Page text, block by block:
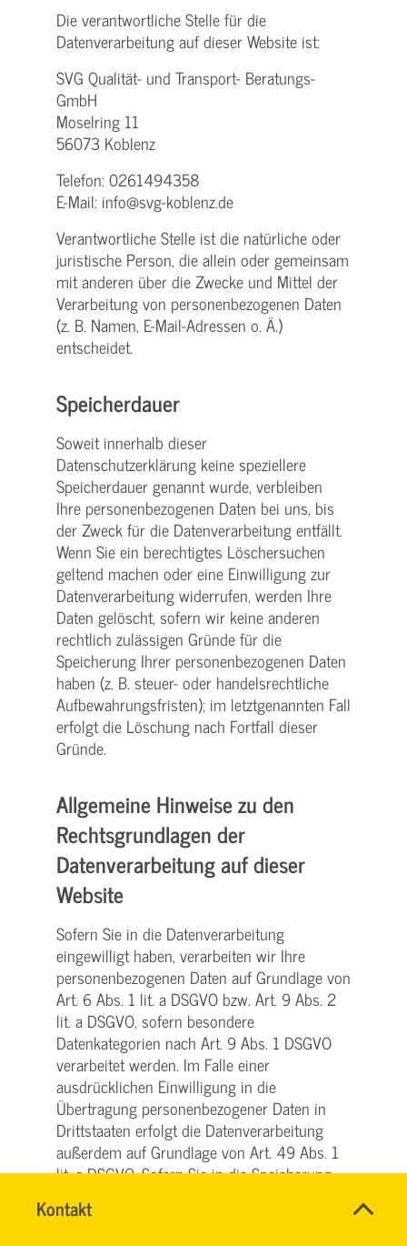
Kontakt
HASSNAE
Name*
Die verantwortliche Stelle für die
Datenverarbeitung auf dieser Website ist:
SVG Qualität- und Transport- Beratungs-
GmbH
Moselring 11
56073 Koblenz
Telefon: 0261494358
E-Mail: info@svg-koblenz.de
Verantwortliche Stelle ist die natürliche oder
juristische Person, die allein oder gemeinsam
mit anderen über die Zwecke und Mittel der
Verarbeitung von personenbezogenen Daten
(z. B. Namen, E-Mail-Adressen o. Ä.)
entscheidet.
Speicherdauer
Soweit innerhalb dieser
Datenschutzerklärung keine speziellere
Speicherdauer genannt wurde, verbleiben
Ihre personenbezogenen Daten bei uns, bis
der Zweck für die Datenverarbeitung entfällt.
Wenn Sie ein berechtigtes Löschersuchen
geltend machen oder eine Einwilligung zur
Datenverarbeitung widerrufen, werden Ihre
Daten gelöscht, sofern wir keine anderen
rechtlich zulässigen Gründe für die
Speicherung Ihrer personenbezogenen Daten
haben (z. B. steuer- oder handelsrechtliche
Aufbewahrungsfristen); im letztgenannten Fall
erfolgt die Löschung nach Fortfall dieser
Gründe.
Allgemeine Hinweise zu den
Rechtsgrundlagen der
Datenverarbeitung auf dieser
Website
Sofern Sie in die Datenverarbeitung
eingewilligt haben, verarbeiten wir Ihre
personenbezogenen Daten auf Grundlage von
Art. 6 Abs. 1 lit. a DSGVO bzw. Art. 9 Abs. 2
lit. a DSGVO, sofern besondere
Datenkategorien nach Art. 9 Abs. 1 DSGVO
verarbeitet werden. Im Falle einer
ausdrücklichen Einwilligung in die
Übertragung personenbezogener Daten in
Drittstaaten erfolgt die Datenverarbeitung
außerdem auf Grundlage von Art. 49 Abs. 1
lit. a DSGVO. Sofern Sie in die Speicherung
von Cookies oder in den Zugriff auf
Informationen in Ihr Endgerät (z. B. via